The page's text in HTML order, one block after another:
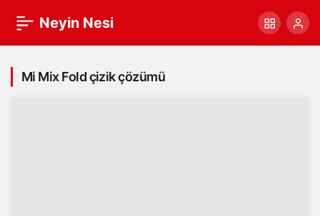
Neyin Nesi
Mi Mix Fold çizik çözümü